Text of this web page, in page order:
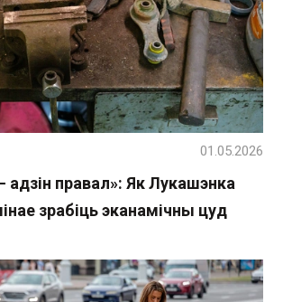
адзін правал»: Як Лукашэнка
зрабіць эканамічны цуд
01.05.2026